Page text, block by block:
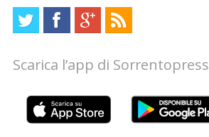
Scarica l’app di Sorrentopress